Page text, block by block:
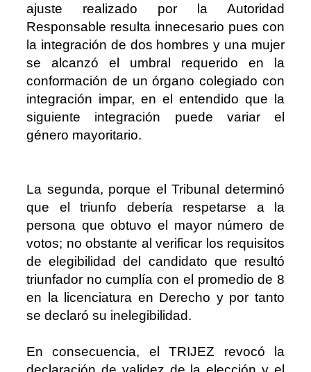
ajuste realizado por la Autoridad
Responsable resulta innecesario pues con
la integración de dos hombres y una mujer
se alcanzó el umbral requerido en la
conformación de un órgano colegiado con
integración impar, en el entendido que la
siguiente integración puede variar el
género mayoritario.
La segunda, porque el Tribunal determinó
que el triunfo debería respetarse a la
persona que obtuvo el mayor número de
votos; no obstante al verificar los requisitos
de elegibilidad del candidato que resultó
triunfador no cumplía con el promedio de 8
en la licenciatura en Derecho y por tanto
se declaró su inelegibilidad.
En consecuencia, el TRIJEZ revocó la